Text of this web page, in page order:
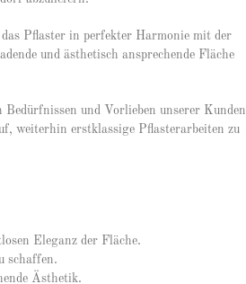
Pflaster in perfekter Harmonie mit der
und ästhetisch ansprechende Fläche
und Vorlieben unserer Kunden
weiterhin erstklassige Pflasterarbeiten zu
Eleganz der Fläche.
schaffen.
Ästhetik.